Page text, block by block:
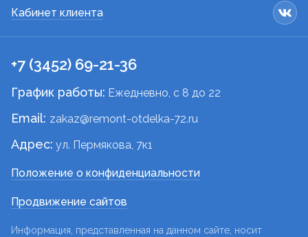
Кабинет клиента
+7 (3452) 69-21-36
График работы: Ежедневно, c 8 до 22
Email: zakaz@remont-otdelka-72.ru
Адрес: ул. Пермякова, 7к1
Положение о конфиденциальности
Продвижение сайтов
Информация, представленная на данном сайте, носит